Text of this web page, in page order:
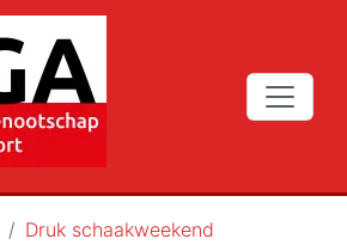
Druk schaakweekend